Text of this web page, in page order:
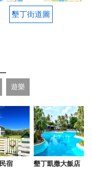
墾丁街道圖
遊樂
宿 墾丁凱撒大飯店